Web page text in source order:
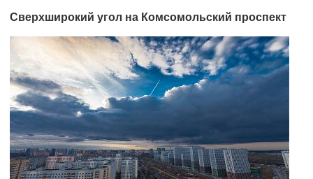
Сверхширокий угол на Комсомольский проспект